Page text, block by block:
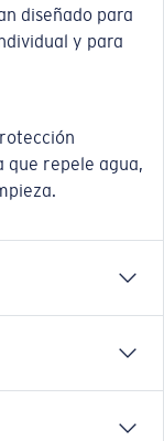
diseñado para
y para
repele agua,
cerca del
lo que